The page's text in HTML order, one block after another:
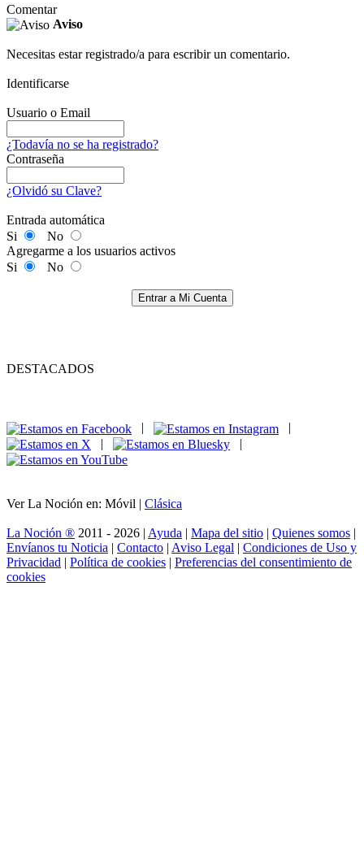
Comentar
Aviso
Necesitas estar registrado/a para escribir un comentario.
Identificarse
Usuario o Email
¿Todavía no se ha registrado?
Contraseña
¿Olvidó su Clave?
Entrada automática
Si
No
Agregarme a los usuarios activos
Si
No
Entrar a Mi Cuenta
DESTACADOS
|
|
Ver La Noción en: Móvil | Clásica
La Noción ® 2011 - 2026 | Ayuda | Mapa del sitio | Quienes somos |
Envíanos tu Noticia | Contacto | Aviso Legal | Condiciones de Uso y
Privacidad | Política de cookies | Preferencias del consentimiento de
cookies